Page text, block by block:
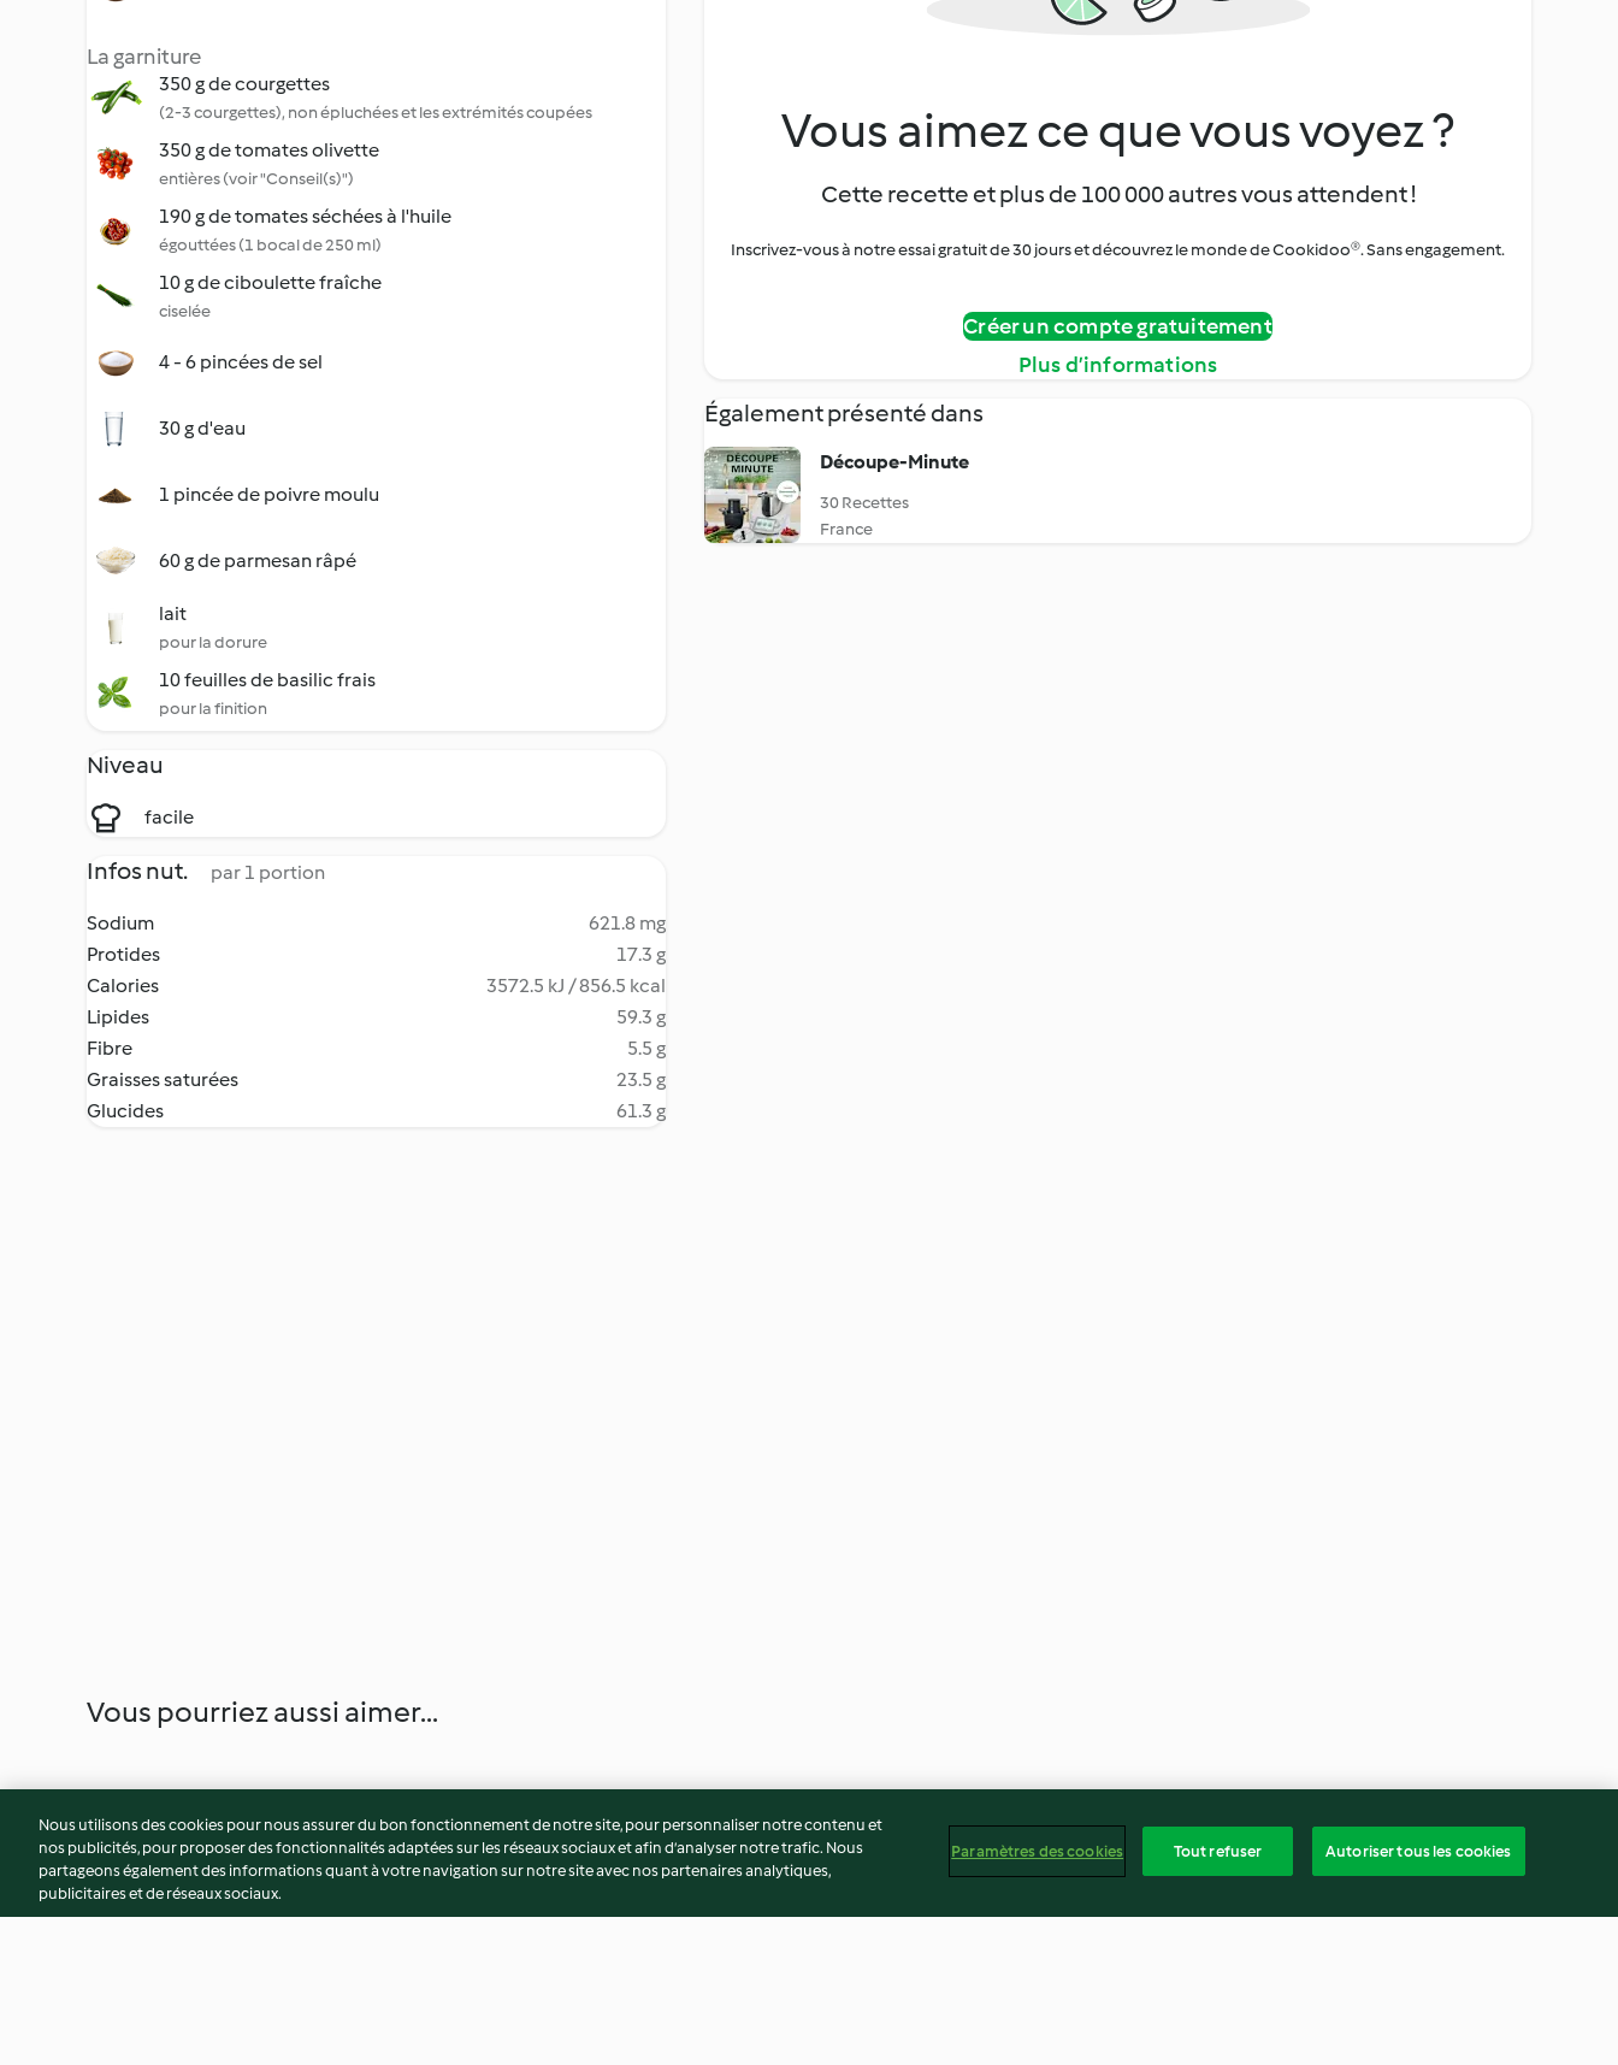
La garniture
350 g de courgettes
(2-3 courgettes), non épluchées et les extrémités coupées
350 g de tomates olivette
entières (voir "Conseil(s)")
190 g de tomates séchées à l'huile
égouttées (1 bocal de 250 ml)
10 g de ciboulette fraîche
ciselée
4 - 6 pincées de sel
30 g d'eau
1 pincée de poivre moulu
60 g de parmesan râpé
lait
pour la dorure
10 feuilles de basilic frais
pour la finition
Niveau
facile
Infos nut. par 1 portion
Sodium
621.8 mg
Protides
17.3 g
Calories
3572.5 kJ / 856.5 kcal
Lipides
59.3 g
Fibre
5.5 g
Graisses saturées
23.5 g
Glucides
61.3 g
Vous aimez ce que vous voyez ?
Cette recette et plus de 100 000 autres vous attendent !
Inscrivez-vous à notre essai gratuit de 30 jours et découvrez le monde de Cookidoo®. Sans engagement.
Créer un compte gratuitement
Plus d’informations
Également présenté dans
Découpe-Minute
30 Recettes
France
Vous pourriez aussi aimer...
Nous utilisons des cookies pour nous assurer du bon fonctionnement de notre site, pour personnaliser notre contenu et
nos publicités, pour proposer des fonctionnalités adaptées sur les réseaux sociaux et afin d’analyser notre trafic. Nous
partageons également des informations quant à votre navigation sur notre site avec nos partenaires analytiques,
publicitaires et de réseaux sociaux.
Paramètres des cookies Tout refuser Autoriser tous les cookies